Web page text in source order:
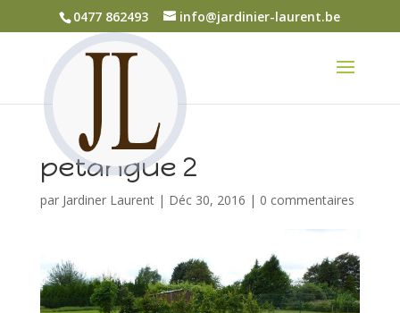
0477 862493 info@jardinier-laurent.be
petangue 2
par Jardiner Laurent| Déc 30, 2016 | 0 commentaires